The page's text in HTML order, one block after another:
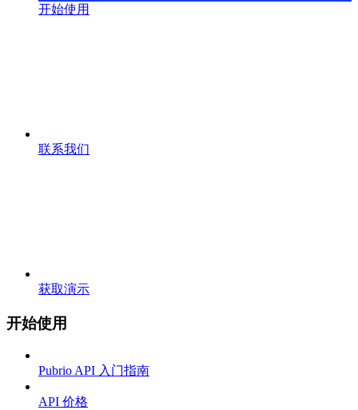
开始使用
联系我们
获取演示
开始使用
Pubrio API 入门指南
API 价格